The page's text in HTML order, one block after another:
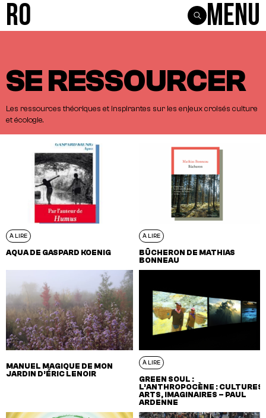
R0 Menu
SE RESSOURCER
Les ressources théoriques et inspirantes sur les enjeux croisés culture
et écologie.
À LIRE
AQUA DE GASPARD KOENIG
À LIRE
BÛCHERON DE MATHIAS
BONNEAU
MANUEL MAGIQUE DE MON
JARDIN D’ÉRIC LENOIR
À LIRE
GREEN SOUL :
L’ANTHROPOCÈNE : CULTURES,
ARTS, IMAGINAIRES – PAUL
ARDENNE